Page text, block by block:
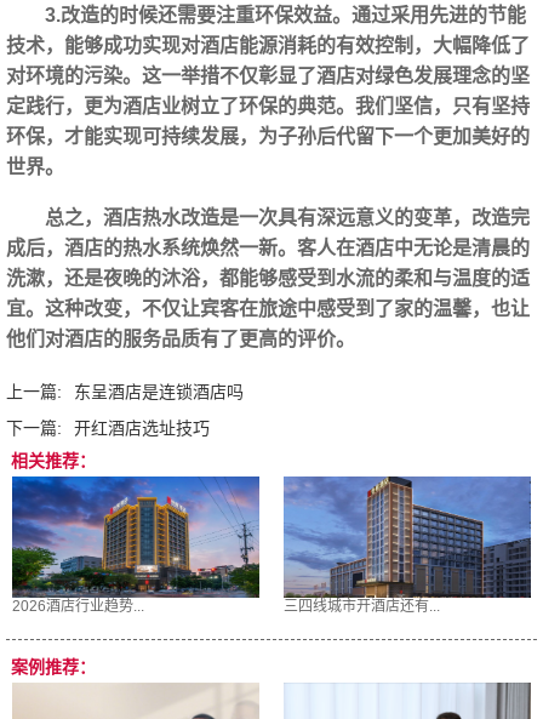
3.改造的时候还需要注重环保效益。通过采用先进的节能
技术，能够成功实现对酒店能源消耗的有效控制，大幅降低了
对环境的污染。这一举措不仅彰显了酒店对绿色发展理念的坚
定践行，更为酒店业树立了环保的典范。我们坚信，只有坚持
环保，才能实现可持续发展，为子孙后代留下一个更加美好的
世界。
总之，酒店热水改造是一次具有深远意义的变革，改造完
成后，酒店的热水系统焕然一新。客人在酒店中无论是清晨的
洗漱，还是夜晚的沐浴，都能够感受到水流的柔和与温度的适
宜。这种改变，不仅让宾客在旅途中感受到了家的温馨，也让
他们对酒店的服务品质有了更高的评价。‍
上一篇:
东呈酒店是连锁酒店吗
下一篇:
开红酒店选址技巧
相关推荐：
2026酒店行业趋势... 三四线城市开酒店还有...
案例推荐：